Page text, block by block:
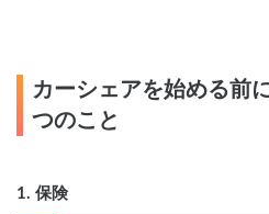
カーシェアを始める前
つのこと
1. 保険